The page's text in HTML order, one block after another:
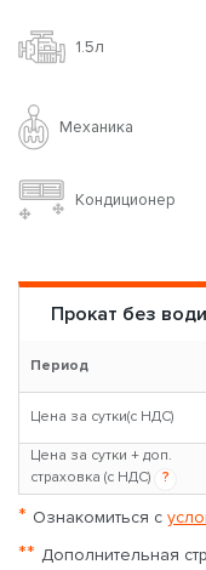
1.5л
Механика
Кондиционер
Прокат без
Период
Цена за сутки(с НДС)
Цена за сутки + доп.
страховка (с НДС)
?
* Ознакомиться с
** Дополнительная